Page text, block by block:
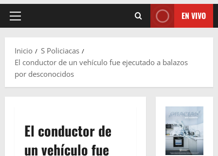
Menú
EN VIVO
Inicio
S Policiacas
El conductor de un vehículo fue ejecutado a balazos
por desconocidos
El conductor de
un vehículo fue